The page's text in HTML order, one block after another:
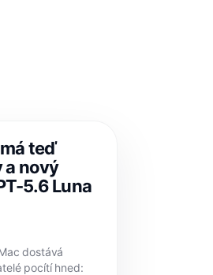
teď
a nový
5.6 Luna
dostává
pocítí hned: